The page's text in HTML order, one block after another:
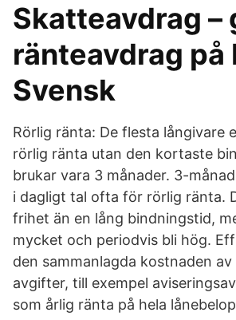
Skatteavdrag –
ränteavdrag på
Svensk
Rörlig ränta: De flesta långivare
rörlig ränta utan den kortaste
brukar vara 3 månader. 3-
i dagligt tal ofta för rörlig ränta.
frihet än en lång bindningstid,
mycket och periodvis bli hög.
den sammanlagda kostnaden
avgifter, till exempel
som årlig ränta på hela